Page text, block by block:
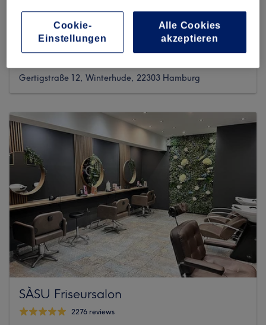
Nordisch Nobel Friseure
Gertigstraße 12, Winterhude, 22303 Hamburg
SÀSU Friseursalon
2276 reviews
Cookie-
Einstellungen
Alle Cookies
akzeptieren